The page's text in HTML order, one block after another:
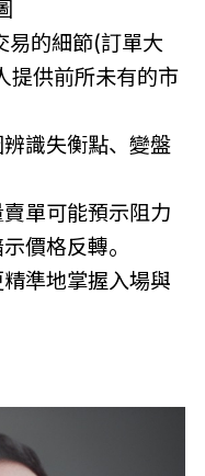
的細節(訂單大
提供前所未有的市
識失衡點、變盤
單可能預示阻力
價格反轉。
準地掌握入場與